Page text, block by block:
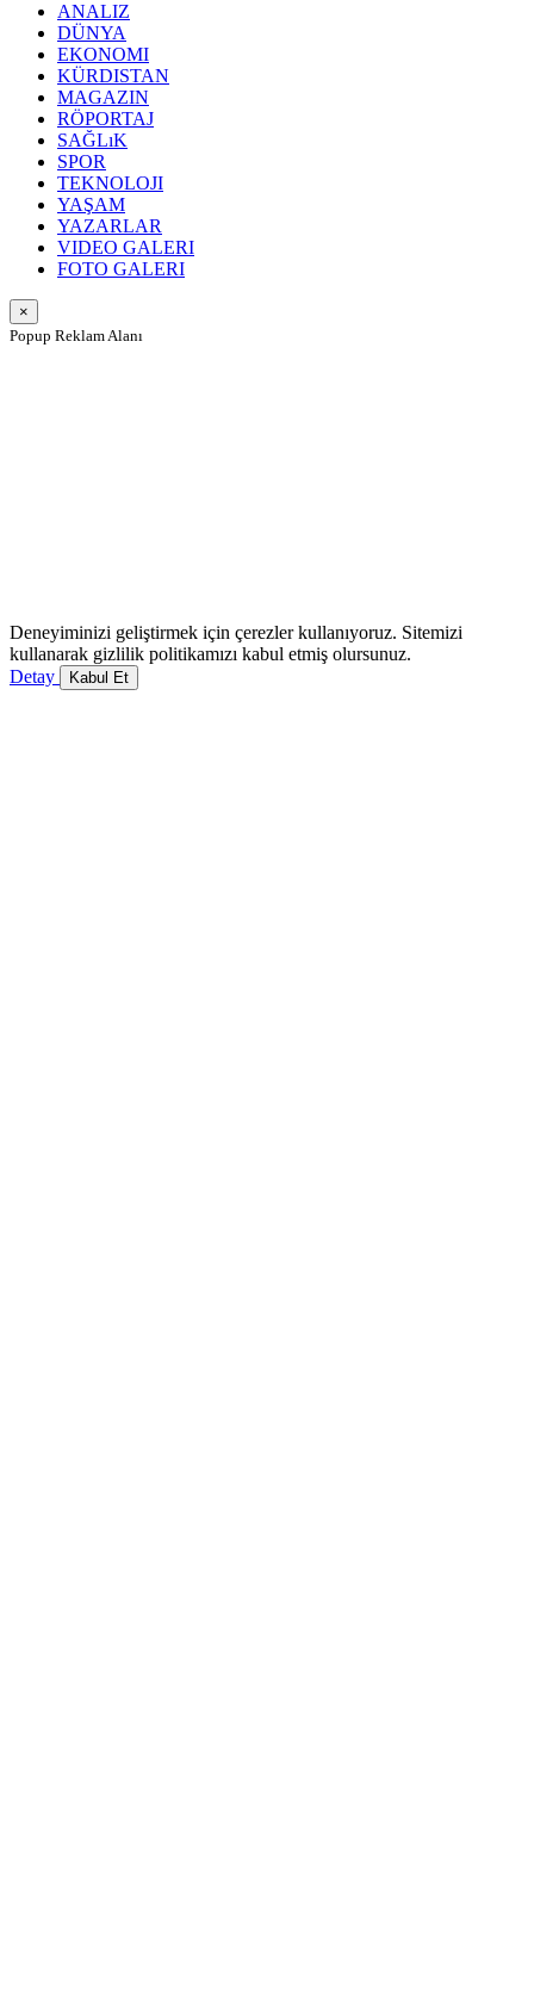
ANALIZ
DÜNYA
EKONOMI
KÜRDISTAN
MAGAZIN
RÖPORTAJ
SAĞLıK
SPOR
TEKNOLOJI
YAŞAM
YAZARLAR
VIDEO GALERI
FOTO GALERI
×
Popup Reklam Alanı
Deneyiminizi geliştirmek için çerezler kullanıyoruz. Sitemizi
kullanarak gizlilik politikamızı kabul etmiş olursunuz.
Detay
Kabul Et